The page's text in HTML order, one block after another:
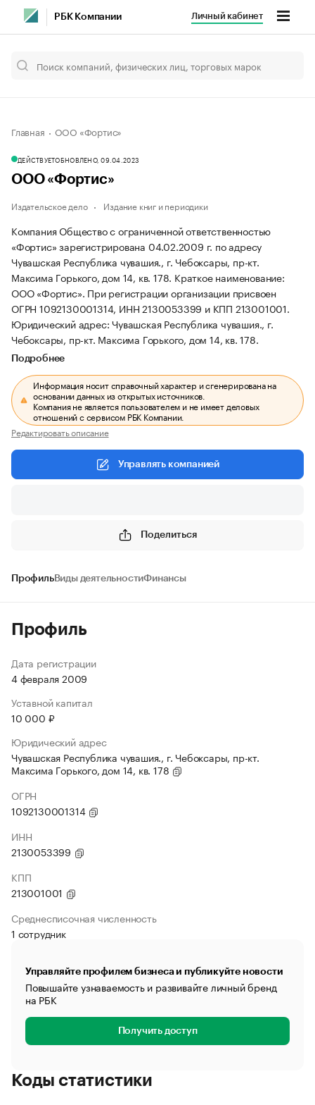
РБК Компании Личный кабинет
Главная ООО «Фортис»
ДЕЙСТВУЕТОБНОВЛЕНО, 09.04.2023
ООО «Фортис»
Издательское дело Издание книг и периодики
Компания Общество с ограниченной ответственностью
«Фортис» зарегистрирована 04.02.2009 г. по адресу
Чувашская Республика чувашия., г. Чебоксары, пр-кт.
Максима Горького, дом 14, кв. 178. Краткое наименование:
ООО «Фортис». При регистрации организации присвоен
ОГРН 1092130001314, ИНН 2130053399 и КПП 213001001.
Юридический адрес: Чувашская Республика чувашия., г.
Чебоксары, пр-кт. Максима Горького, дом 14, кв. 178.
Подробнее
Информация носит справочный характер и сгенерирована на
основании данных из открытых источников.
Компания не является пользователем и не имеет деловых
отношений с сервисом РБК Компании.
Редактировать описание
Управлять компанией
Поделиться
ПрофильВиды деятельностиФинансы
Профиль
Дата регистрации
4 февраля 2009
Уставной капитал
10 000 ₽
Юридический адрес
Чувашская Республика чувашия., г. Чебоксары, пр-кт.
Максима Горького, дом 14, кв. 178
ОГРН
1092130001314
ИНН
2130053399
КПП
213001001
Среднесписочная численность
1 сотрудник
Управляйте профилем бизнеса и публикуйте новости
Повышайте узнаваемость и развивайте личный бренд
на РБК
Получить доступ
Коды статистики